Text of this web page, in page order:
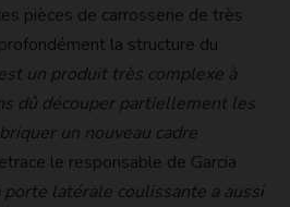
pièces de carrosserie de très
la structure du
un produit très complexe à
dû découper partiellement les
un nouveau cadre
le responsable de Garcia
porte latérale coulissante a aussi